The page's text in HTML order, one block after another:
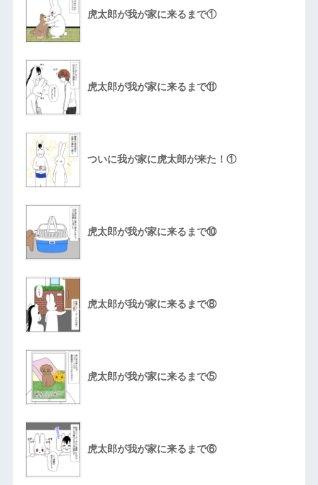
虎太郎が我が家に来るまで①
虎太郎が我が家に来るまで⑪
ついに我が家に虎太郎が来た！①
虎太郎が我が家に来るまで⑩
虎太郎が我が家に来るまで⑧
虎太郎が我が家に来るまで⑤
虎太郎が我が家に来るまで⑥